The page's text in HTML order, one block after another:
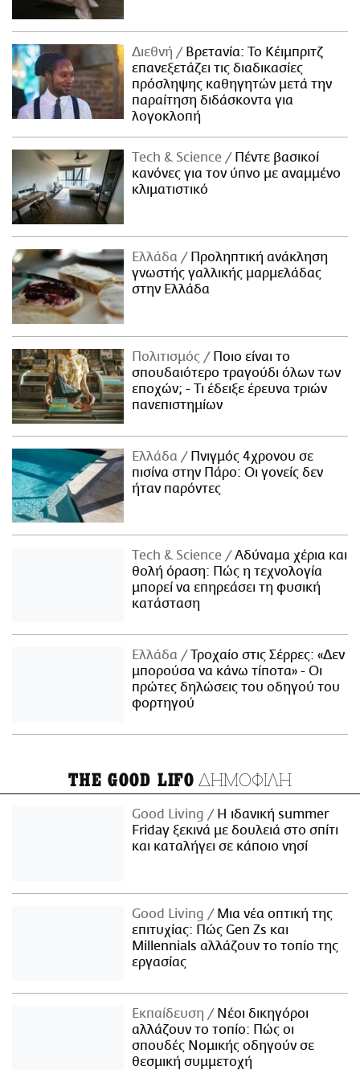
Διεθνή
Βρετανία: Το Κέιμπριτζ
επανεξετάζει τις διαδικασίες
πρόσληψης καθηγητών μετά την
παραίτηση διδάσκοντα για
λογοκλοπή
Τech & Science
Πέντε βασικοί
κανόνες για τον ύπνο με αναμμένο
κλιματιστικό
Ελλάδα
Προληπτική ανάκληση
γνωστής γαλλικής μαρμελάδας
στην Ελλάδα
Πολιτισμός
Ποιο είναι το
σπουδαιότερο τραγούδι όλων των
εποχών; - Τι έδειξε έρευνα τριών
πανεπιστημίων
Ελλάδα
Πνιγμός 4χρονου σε
πισίνα στην Πάρο: Οι γονείς δεν
ήταν παρόντες
Τech & Science
Αδύναμα χέρια και
θολή όραση: Πώς η τεχνολογία
μπορεί να επηρεάσει τη φυσική
κατάσταση
Ελλάδα
Τροχαίο στις Σέρρες: «Δεν
μπορούσα να κάνω τίποτα» - Οι
πρώτες δηλώσεις του οδηγού του
φορτηγού
THE GOOD LIFO ΔΗΜΟΦΙΛΗ
Good Living
Η ιδανική summer
Friday ξεκινά με δουλειά στο σπίτι
και καταλήγει σε κάποιο νησί
Good Living
Μια νέα οπτική της
επιτυχίας: Πώς Gen Zs και
Millennials αλλάζουν το τοπίο της
εργασίας
Εκπαίδευση
Νέοι δικηγόροι
αλλάζουν το τοπίο: Πώς οι
σπουδές Νομικής οδηγούν σε
θεσμική συμμετοχή